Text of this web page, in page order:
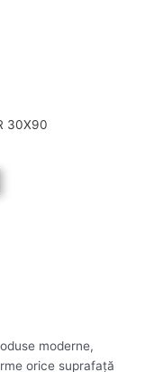
30X90
moderne,
orice suprafață